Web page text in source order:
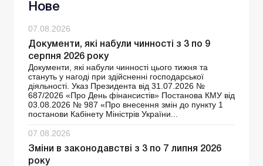
Нове
07.08.2026
Документи, які набули чинності з 3 по 9
серпня 2026 року
Документи, які набули чинності цього тижня та
стануть у нагоді при здійсненні господарської
діяльності. Указ Президента від 31.07.2026 №
687/2026 «Про День фінансистів» Постанова КМУ від
03.08.2026 № 987 «Про внесення змін до пункту 1
постанови Кабінету Міністрів України...
07.08.2026
Зміни в законодавстві з 3 по 7 липня 2026
року